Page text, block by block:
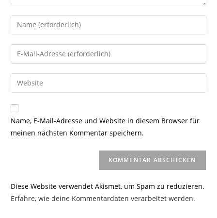
Gib
deinen
Namen
oder
zum
Kommentieren
ein
Gib
deine
E-
Mail-
zum
Kommentieren
ein
Gib
deine
Website-
URL
Name, E-Mail-Adresse und Website in diesem Browser für
meinen nächsten Kommentar speichern.
Diese Website verwendet Akismet, um Spam zu reduzieren.
Erfahre, wie deine Kommentardaten verarbeitet werden.